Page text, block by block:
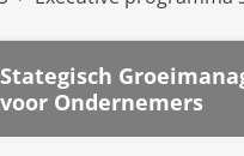
Stategisch
voor Ondernemers